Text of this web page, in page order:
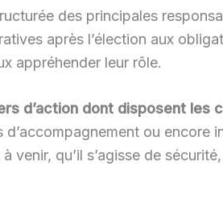
des principales
après l’élection aux
appréhender leur rôle.
d’action dont disposent les
ou encore
venir, qu’il s’agisse de